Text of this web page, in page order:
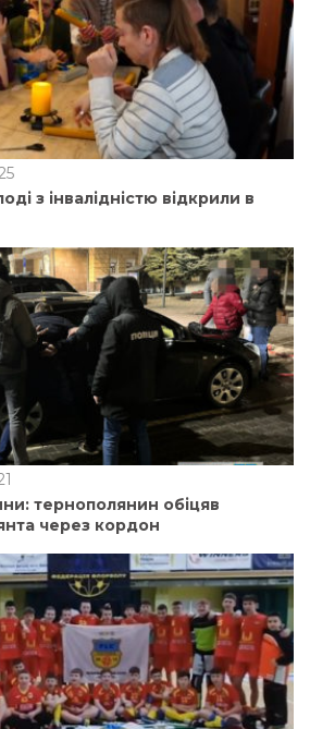
з інвалідністю відкрили в
тернополянин обіцяв
через кордон